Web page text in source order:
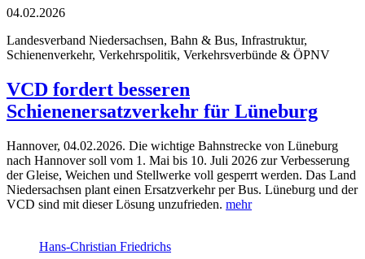
04.02.2026
Landesverband Niedersachsen, Bahn & Bus, Infrastruktur,
Schienenverkehr, Verkehrspolitik, Verkehrsverbünde & ÖPNV
VCD fordert besseren
Schienenersatzverkehr für Lüneburg
Hannover, 04.02.2026. Die wichtige Bahnstrecke von Lüneburg
nach Hannover soll vom 1. Mai bis 10. Juli 2026 zur Verbesserung
der Gleise, Weichen und Stellwerke voll gesperrt werden. Das Land
Niedersachsen plant einen Ersatzverkehr per Bus. Lüneburg und der
VCD sind mit dieser Lösung unzufrieden. mehr
Hans-Christian Friedrichs